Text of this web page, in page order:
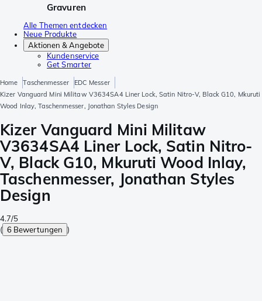
Gravuren
Alle Themen entdecken
Neue Produkte
Aktionen & Angebote
Kundenservice
Get Smarter
Home Taschenmesser
EDC Messer
Kizer Vanguard Mini Militaw V3634SA4 Liner Lock, Satin Nitro-V, Black G10, Mkuruti
Wood Inlay, Taschenmesser, Jonathan Styles Design
Kizer Vanguard Mini Militaw
V3634SA4 Liner Lock, Satin Nitro-
V, Black G10, Mkuruti Wood Inlay,
Taschenmesser, Jonathan Styles
Design
4.7/5
( 6 Bewertungen )